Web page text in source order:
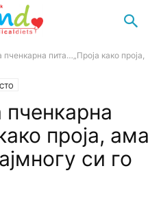
пита…„Проја како проја,
проја, ама
си го